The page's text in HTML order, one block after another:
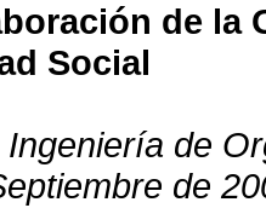
de la
Social
de
de